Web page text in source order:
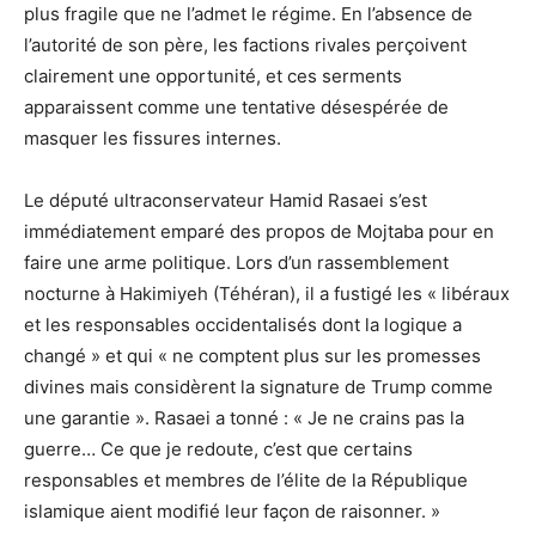
plus fragile que ne l’admet le régime. En l’absence de
l’autorité de son père, les factions rivales perçoivent
clairement une opportunité, et ces serments
apparaissent comme une tentative désespérée de
masquer les fissures internes.
Le député ultraconservateur Hamid Rasaei s’est
immédiatement emparé des propos de Mojtaba pour en
faire une arme politique. Lors d’un rassemblement
nocturne à Hakimiyeh (Téhéran), il a fustigé les « libéraux
et les responsables occidentalisés dont la logique a
changé » et qui « ne comptent plus sur les promesses
divines mais considèrent la signature de Trump comme
une garantie ». Rasaei a tonné : « Je ne crains pas la
guerre… Ce que je redoute, c’est que certains
responsables et membres de l’élite de la République
islamique aient modifié leur façon de raisonner. »